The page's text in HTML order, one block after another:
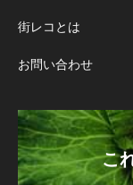
街レコとは
お問い合わせ
こ